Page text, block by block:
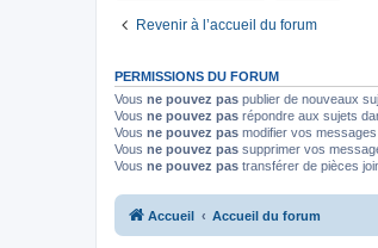
Revenir à l’accueil du forum
PERMISSIONS DU FORUM
Vous ne pouvez pas publier de nouveaux
Vous ne pouvez pas répondre aux sujets
Vous ne pouvez pas modifier vos
Vous ne pouvez pas supprimer vos
Vous ne pouvez pas transférer de pièces
Accueil Accueil du forum